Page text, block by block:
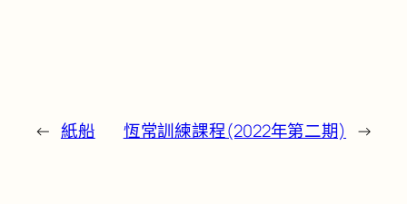
← 紙船 恆常訓練課程(2022年第二期) →